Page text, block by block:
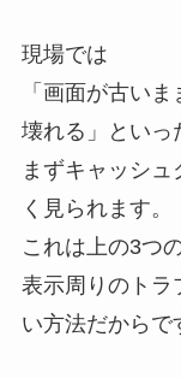
現場では
「画面が古い
壊れる」といっ
まずキャッシュ
く見られます。
これは上の3つ
表示周りのトラ
い方法だからで